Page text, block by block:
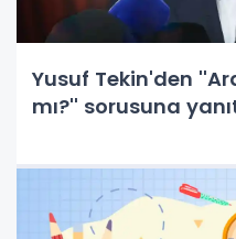
Yusuf Tekin'den
mı?'' sorusuna